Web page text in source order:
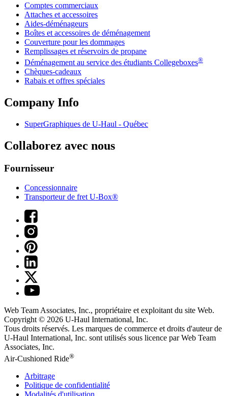
Comptes commerciaux
Attaches et accessoires
Aides-déménageurs
Boîtes et accessoires de déménagement
Couverture pour les dommages
Remplissages et réservoirs de propane
Déménagement au service des étudiants Collegeboxes®
Chèques-cadeaux
Rabais et offres spéciales
Company Info
SuperGraphiques de U-Haul - Québec
Collaborez avec nous
Fournisseur
Concessionnaire
Transporteur de fret U-Box®
Web Team Associates, Inc., propriétaire et exploitant du site Web.
Copyright © 2026 U-Haul International, Inc.
Tous droits réservés. Les marques de commerce et droits d'auteur de
U-Haul International, Inc. sont utilisés sous licence par Web Team
Associates, Inc.
Air-Cushioned Ride®
Arbitrage
Politique de confidentialité
Modalités d'utilisation